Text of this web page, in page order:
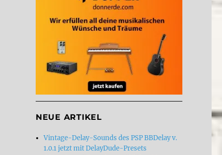
NEUE ARTIKEL
Vintage-Delay-Sounds des PSP BBDelay v.
1.0.1 jetzt mit DelayDude-Presets